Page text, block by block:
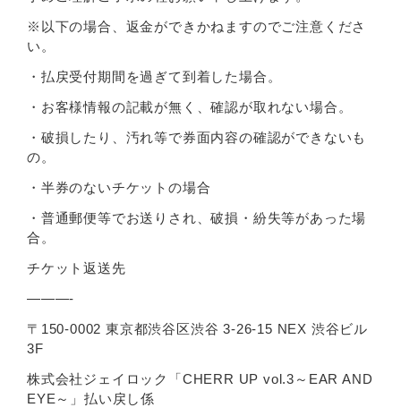
※以下の場合、返金ができかねますのでご注意くださ
い。
・払戻受付期間を過ぎて到着した場合。
・お客様情報の記載が無く、確認が取れない場合。
・破損したり、汚れ等で券面内容の確認ができないも
の。
・半券のないチケットの場合
・普通郵便等でお送りされ、破損・紛失等があった場
合。
チケット返送先
———-
〒150-0002 東京都渋谷区渋谷 3-26-15 NEX 渋谷ビル
3F
株式会社ジェイロック「CHERR UP vol.3～EAR AND
EYE～」払い戻し係